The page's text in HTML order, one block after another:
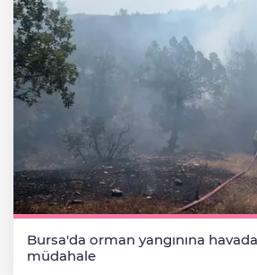
Bursa'da orman yangınına
müdahale